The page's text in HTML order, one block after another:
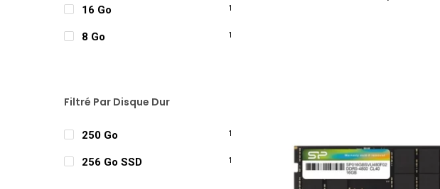
16 Go 1
8 Go 1
Filtré Par Disque Dur
250 Go 1
256 Go SSD 1